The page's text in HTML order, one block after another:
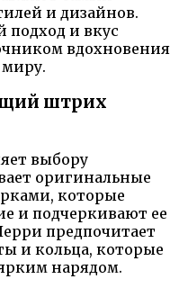
и дизайнов.
и вкус
вдохновения
штрих
выбору
оригинальные
которые
и подчеркивают ее
предпочитает
и кольца, которые
нарядом.